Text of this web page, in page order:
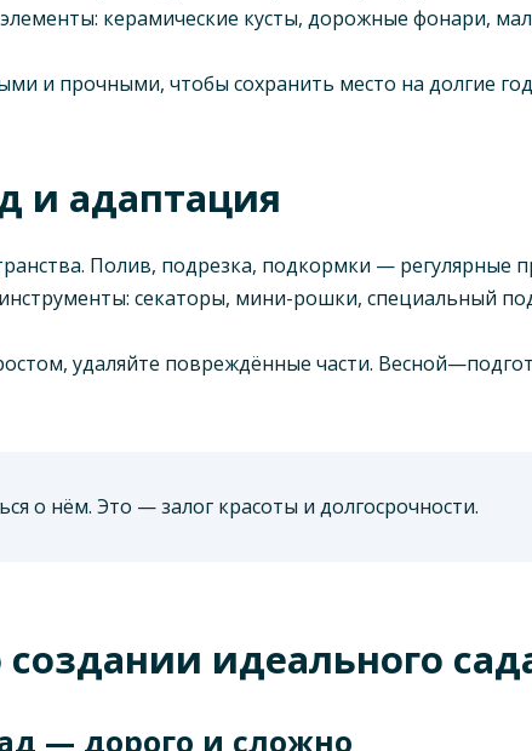
керамические кусты, дорожные фонари,
и прочными, чтобы сохранить место на долгие
и адаптация
Полив, подрезка, подкормки — регулярные
секаторы, мини-рошки, специальный
удаляйте повреждённые части.
о нём. Это — залог красоты и долгосрочности.
идеального
— дорого и сложно